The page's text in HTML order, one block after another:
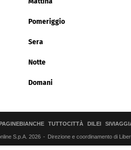
Pomeriggio
Sera
Notte
Domani
TUTTOCITTÀ DILEI
S.p.A. 2026 Direzione e coordinamento di